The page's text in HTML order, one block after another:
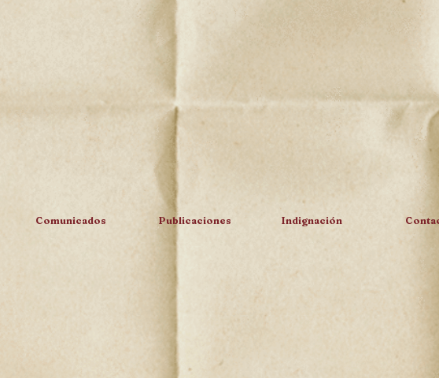
Comunicados Publicaciones Indignación